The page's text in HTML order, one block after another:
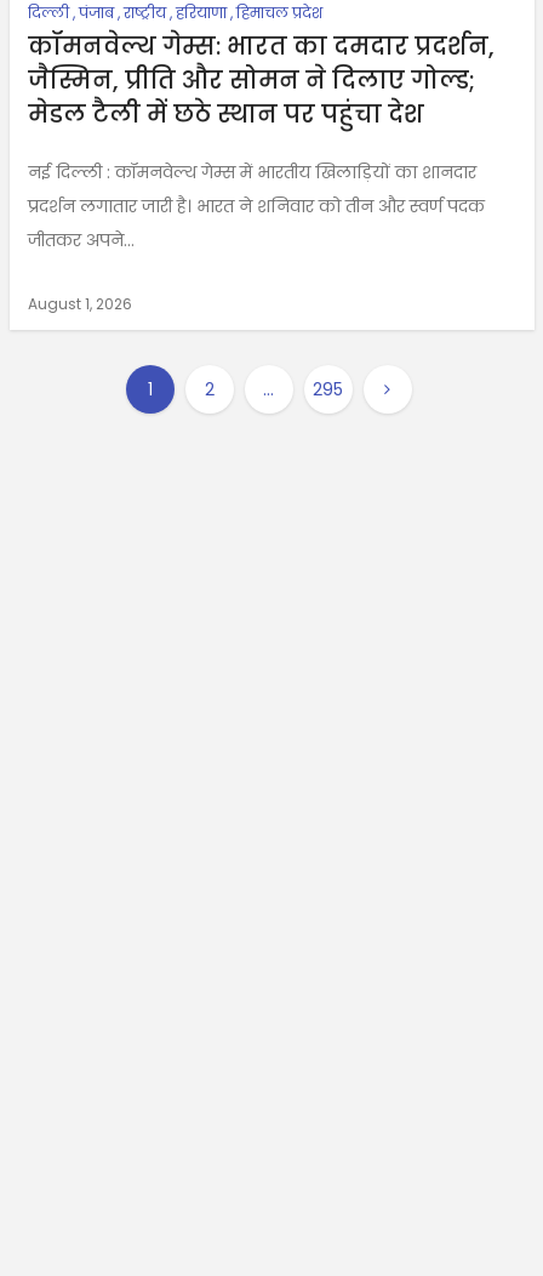
दिल्ली,पंजाब,राष्ट्रीय,हरियाणा,हिमाचल प्रदेश
कॉमनवेल्थ गेम्स: भारत का दमदार प्रदर्शन,
जैस्मिन, प्रीति और सोमन ने दिलाए गोल्ड;
मेडल टैली में छठे स्थान पर पहुंचा देश
नई दिल्ली : कॉमनवेल्थ गेम्स में भारतीय खिलाड़ियों का शानदार
प्रदर्शन लगातार जारी है। भारत ने शनिवार को तीन और स्वर्ण पदक
जीतकर अपने...
August 1, 2026
1 2 … 295